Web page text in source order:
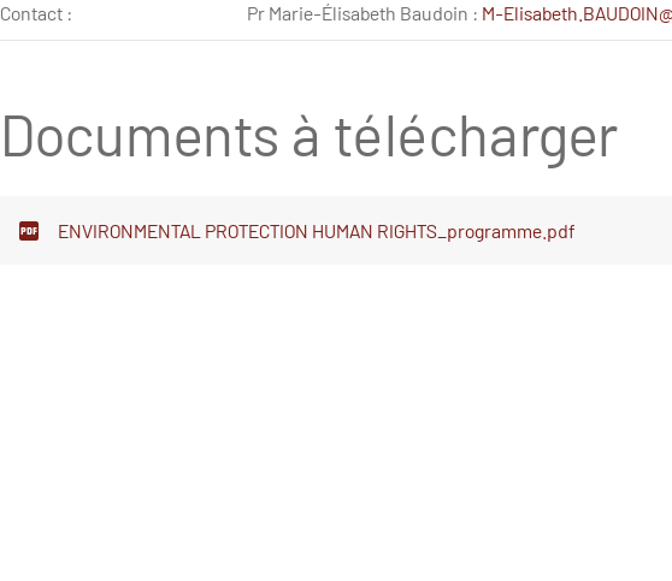
Contact :
Pr Marie-Élisabeth Baudoin : M-
Documents à télécharger
ENVIRONMENTAL PROTECTION HUMAN RIGHTS_programme.pdf